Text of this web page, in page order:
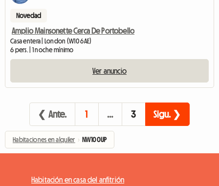
Novedad
Amplio Mainsonette Cerca De Portobello
Casa entera | London (W10 6AE)
6 pers. | 1 noche mínimo
Ver anuncio
❮ Ante. 1 … 3 Sigu. ❯
Habitaciones en alquiler › NW10 0UP
Habitación en casa del anfitrión